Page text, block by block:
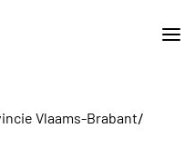
Vlaams-Brabant/